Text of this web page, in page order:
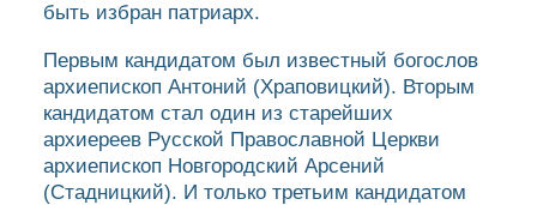
быть избран патриарх.
Первым кандидатом был известный богослов
архиепископ Антоний (Храповицкий). Вторым
кандидатом стал один из старейших
архиереев Русской Православной Церкви
архиепископ Новгородский Арсений
(Стадницкий). И только третьим кандидатом